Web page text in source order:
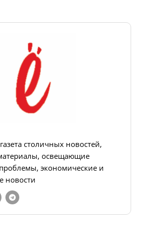
столичных новостей,
освещающие
экономические и
новости